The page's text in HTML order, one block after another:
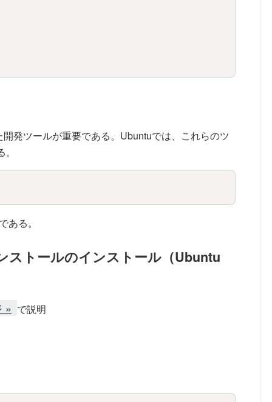
発ツールが重要である。Ubuntuでは、これらのツ
る。
ストールのインストール（Ubuntu
» で説明